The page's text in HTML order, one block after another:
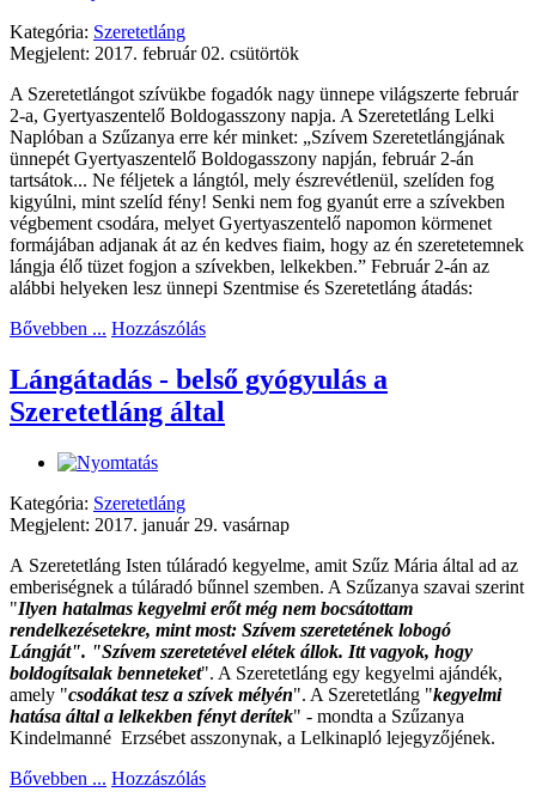
Kategória: Szeretetláng
Megjelent: 2017. február 02. csütörtök
A Szeretetlángot szívükbe fogadók nagy ünnepe világszerte február
2-a, Gyertyaszentelő Boldogasszony napja. A Szeretetláng Lelki
Naplóban a Szűzanya erre kér minket: „Szívem Szeretetlángjának
ünnepét Gyertyaszentelő Boldogasszony napján, február 2-án
tartsátok... Ne féljetek a lángtól, mely észrevétlenül, szelíden fog
kigyúlni, mint szelíd fény! Senki nem fog gyanút erre a szívekben
végbement csodára, melyet Gyertyaszentelő napomon körmenet
formájában adjanak át az én kedves fiaim, hogy az én szeretetemnek
lángja élő tüzet fogjon a szívekben, lelkekben.” Február 2-án az
alábbi helyeken lesz ünnepi Szentmise és Szeretetláng átadás:
Bővebben ... Hozzászólás
Lángátadás - belső gyógyulás a
Szeretetláng által
Kategória: Szeretetláng
Megjelent: 2017. január 29. vasárnap
A Szeretetláng Isten túláradó kegyelme, amit Szűz Mária által ad az
emberiségnek a túláradó bűnnel szemben. A Szűzanya szavai szerint
"Ilyen hatalmas kegyelmi erőt még nem bocsátottam
rendelkezésetekre, mint most: Szívem szeretetének lobogó
Lángját". "Szívem szeretetével elétek állok. Itt vagyok, hogy
boldogítsalak benneteket". A Szeretetláng egy kegyelmi ajándék,
amely "csodákat tesz a szívek mélyén". A Szeretetláng "kegyelmi
hatása által a lelkekben fényt derítek" - mondta a Szűzanya
Kindelmanné Erzsébet asszonynak, a Lelkinapló lejegyzőjének.
Bővebben ... Hozzászólás